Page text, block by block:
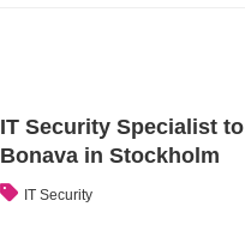
IT Security Specialist to
Bonava in Stockholm
IT Security